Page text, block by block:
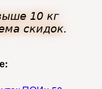
10 кг
скидок.